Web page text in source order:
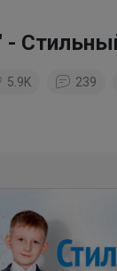
-
5.9K 239